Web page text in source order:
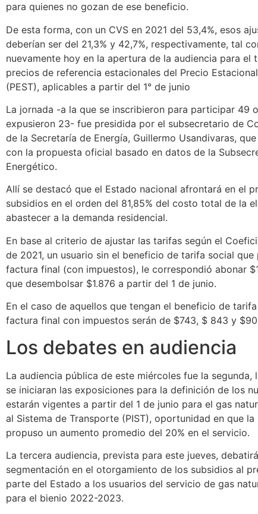
para quienes no gozan de ese beneficio.
De esta forma, con un CVS en 2021 del 53,4%, esos
deberían ser del 21,3% y 42,7%, respectivamente, tal
nuevamente hoy en la apertura de la audiencia para el
precios de referencia estacionales del Precio
(PEST), aplicables a partir del 1° de junio
La jornada -a la que se inscribieron para participar 49
expusieron 23- fue presidida por el subsecretario de
de la Secretaría de Energía, Guillermo Usandivaras,
con la propuesta oficial basado en datos de la
Energético.
Allí se destacó que el Estado nacional afrontará en el
subsidios en el orden del 81,85% del costo total de la
abastecer a la demanda residencial.
En base al criterio de ajustar las tarifas según el
de 2021, un usuario sin el beneficio de tarifa social que
factura final (con impuestos), le correspondió abonar
que desembolsar $1.876 a partir del 1 de junio.
En el caso de aquellos que tengan el beneficio de
factura final con impuestos serán de $743, $ 843 y
Los debates en audiencia
La audiencia pública de este miércoles fue la segunda,
se iniciaran las exposiciones para la definición de los
estarán vigentes a partir del 1 de junio para el gas
al Sistema de Transporte (PIST), oportunidad en que la
propuso un aumento promedio del 20% en el servicio.
La tercera audiencia, prevista para este jueves,
segmentación en el otorgamiento de los subsidios al
parte del Estado a los usuarios del servicio de gas
para el bienio 2022-2023.